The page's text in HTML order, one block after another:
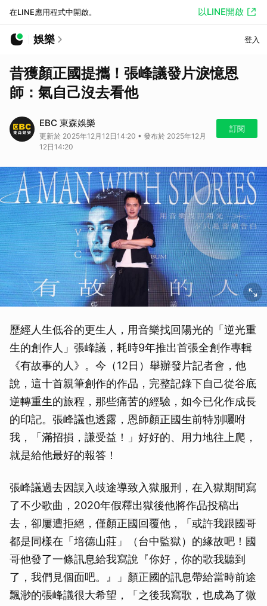
在LINE應用程式中開啟。 以LINE開啟
娛樂 登入
昔獲顏正國提攜！張峰議發片淚憶恩
師：氣自己沒去看他
EBC 東森娛樂
更新於 2025年12月12日14:20 • 發布於 2025年12月
12日14:20
訂閱
歷經人生低谷的更生人，用音樂找回陽光的「逆光重
生的創作人」張峰議，耗時9年推出首張全創作專輯
《有故事的人》。今（12日）舉辦發片記者會，他
說，這十首親筆創作的作品，完整記錄下自己從谷底
逆轉重生的旅程，那些痛苦的經驗，如今已化作成長
的印記。張峰議也透露，恩師顏正國生前特別囑咐
我，「滿招損，謙受益！」好好的、用力地往上爬，
就是給他最好的報答！
張峰議過去因誤入歧途導致入獄服刑，在入獄期間寫
了不少歌曲，2020年假釋出獄後他將作品投稿出
去，卻屢遭拒絕，僅顏正國回覆他，「或許我跟國哥
都是同樣在「培德山莊」（台中監獄）的緣故吧！國
哥他發了一條訊息給我寫說『你好，你的歌我聽到
了，我們見個面吧。』」顏正國的訊息帶給當時前途
飄渺的張峰議很大希望，「之後我寫歌，也成為了微